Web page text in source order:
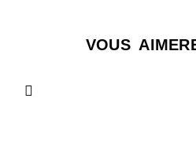
VOUS